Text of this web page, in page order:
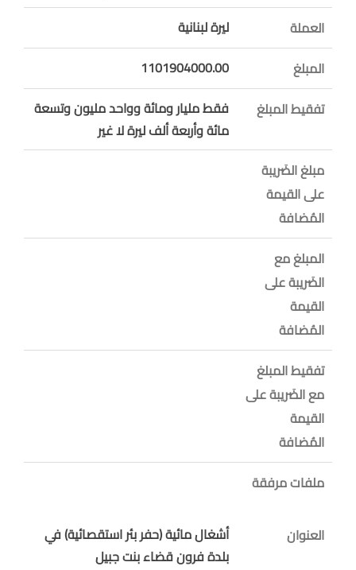
العملة
ليرة لبنانية
المبلغ
1101904000.00
تفقيط المبلغ
فقط مليار ومائة وواحد مليون وتسعة
مائة وأربعة ألف ليرة لا غير
مبلغ الضَريبة
على القيمة
المُضافة
المبلغ مع
الضَريبة على
القيمة
المُضافة
تفقيط المبلغ
مع الضَريبة على
القيمة
المُضافة
ملفات مرفقة
العنوان
أشغال مائية (حفر بئر استقصائية) في
بلدة فرون قضاء بنت جبيل